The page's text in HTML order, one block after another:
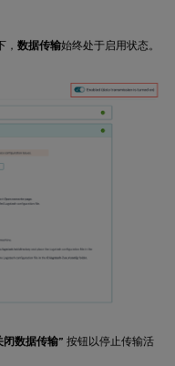
， 数据传输始终处于启用状态。
闭数据传输” 按钮以停止传输活